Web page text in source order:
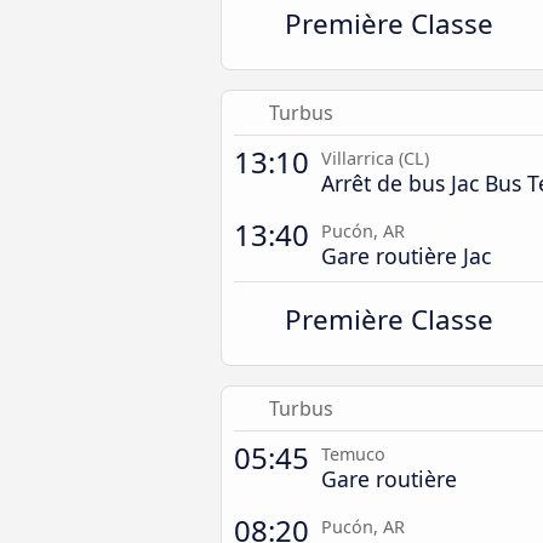
Première Classe
Turbus
13:10 Villarrica (CL)
Arrêt de bus Jac Bus
13:40 Pucón, AR
Gare routière Jac
Première Classe
Turbus
05:45 Temuco
Gare routière
08:20 Pucón, AR